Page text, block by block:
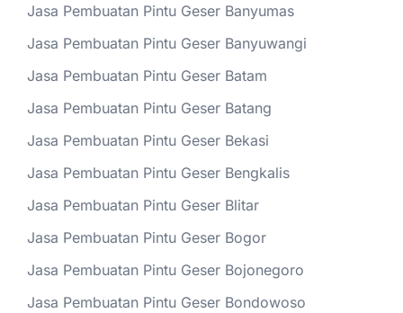
Jasa Pembuatan Pintu Geser Banyumas
Jasa Pembuatan Pintu Geser Banyuwangi
Jasa Pembuatan Pintu Geser Batam
Jasa Pembuatan Pintu Geser Batang
Jasa Pembuatan Pintu Geser Bekasi
Jasa Pembuatan Pintu Geser Bengkalis
Jasa Pembuatan Pintu Geser Blitar
Jasa Pembuatan Pintu Geser Bogor
Jasa Pembuatan Pintu Geser Bojonegoro
Jasa Pembuatan Pintu Geser Bondowoso